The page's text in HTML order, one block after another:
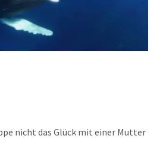
nicht das Glück mit einer Mutter